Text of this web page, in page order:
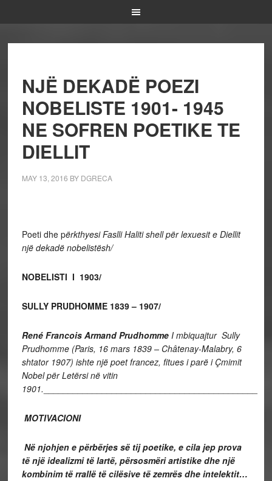
NJË DEKADË POEZI
NOBELISTE 1901- 1945
NE SOFREN POETIKE TE
DIELLIT
MAY 13, 2016 BY DGRECA
Poeti dhe përkthyesi Faslli Haliti shell për lexuesit e Diellit
një dekadë nobelistësh/
NOBELISTI I 1903/
SULLY PRUDHOMME 1839 – 1907/
René Francois Armand Prudhomme I mbiquajtur Sully
Prudhomme(Paris, 16 mars 1839 – Châtenay-Malabry, 6
shtator 1907) ishte një poet francez, fitues i parë i Çmimit
Nobel për Letërsi në vitin
1901.
MOTIVACIONI
Në njohjen e përbërjes së tij poetike, e cila jep prova
të një idealizmi të lartë, përsosmëri artistike dhe një
kombinim të rrallë të cilësive të zemrës dhe intelektit…